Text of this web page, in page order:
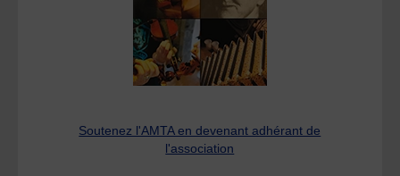
Soutenez l'AMTA en devenant adhérant de
l'association